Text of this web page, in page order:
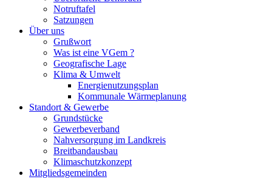
Notruftafel
Satzungen
Über uns
Grußwort
Was ist eine VGem ?
Geografische Lage
Klima & Umwelt
Energienutzungsplan
Kommunale Wärmeplanung
Standort & Gewerbe
Grundstücke
Gewerbeverband
Nahversorgung im Landkreis
Breitbandausbau
Klimaschutzkonzept
Mitgliedsgemeinden